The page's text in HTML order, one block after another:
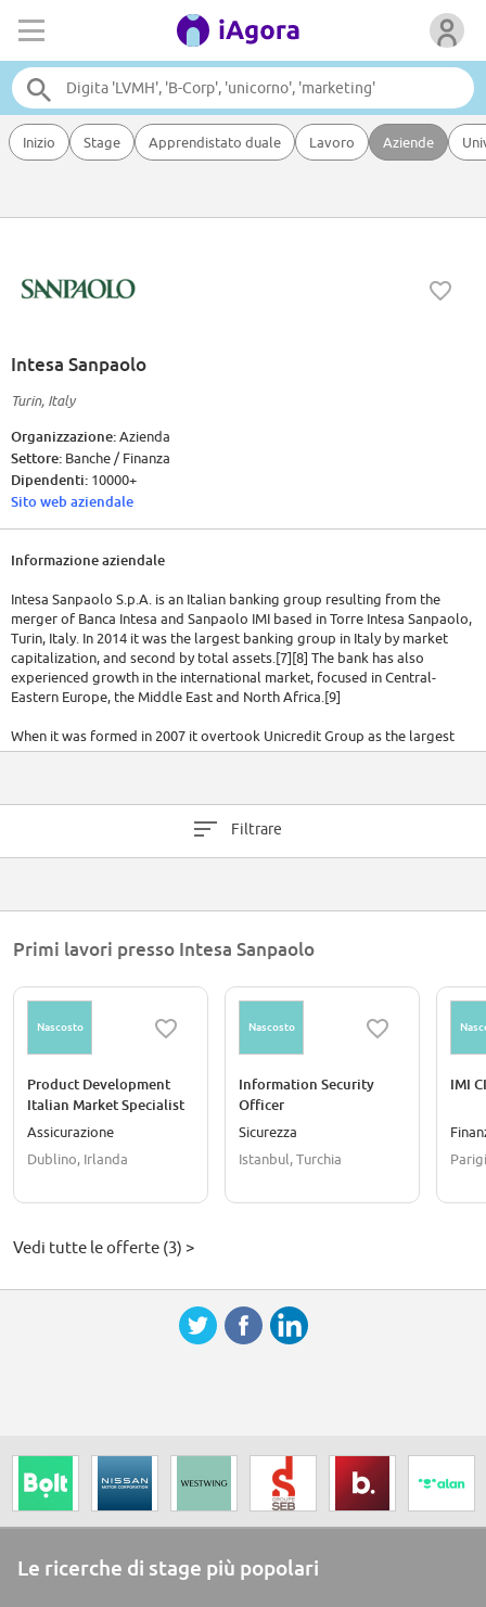
Inizio Stage Apprendistato duale Lavoro Aziende
Intesa Sanpaolo
Turin, Italy
Organizzazione:Azienda
Settore: Banche / Finanza
Dipendenti: 10000+
Sito web aziendale
Informazione aziendale
Intesa Sanpaolo S.p.A. is an Italian banking group resulting from the
merger of Banca Intesa and Sanpaolo IMI based in Torre Intesa Sanpaolo,
Turin, Italy. In 2014 it was the largest banking group in Italy by market
capitalization, and second by total assets.[7][8] The bank has also
experienced growth in the international market, focused in Central-
Eastern Europe, the Middle East and North Africa.[9]
When it was formed in 2007 it overtook Unicredit Group as the largest
bank in Italy with 13 million customers and US$690 billion worth of
launched XME pay digital wallet.
Filtrare
Primi lavori presso Intesa Sanpaolo
Nascosto
Product Development
Italian Market Specialist
Assicurazione
Dublino, Irlanda
Nascosto
Information Security
Officer
Sicurezza
Istanbul, Turchia
IMI
Vedi tutte le offerte (3) >
Le ricerche di stage più popolari